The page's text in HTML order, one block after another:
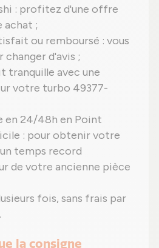
: profitez d'une offre
achat ;
ou remboursé : vous
changer d'avis ;
tranquille avec une
votre turbo 49377-
en 24/48h en Point
: pour obtenir votre
temps record
de votre ancienne pièce
fois, sans frais par
la consigne